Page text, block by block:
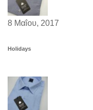
8 Μαΐου, 2017
Holidays